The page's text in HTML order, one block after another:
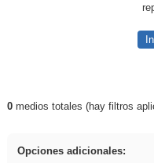
Resultados de:
0medios totales (hay filtros
Opciones adicionales: